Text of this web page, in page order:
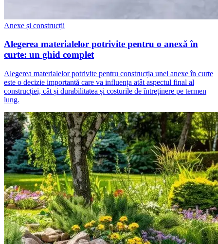
Anexe și construcții
Alegerea materialelor potrivite pentru o anexă în
curte: un ghid complet
Alegerea materialelor potrivite pentru construcția unei anexe în curte
este o decizie importantă care va influența atât aspectul final al
construcției, cât și durabilitatea și costurile de întreținere pe termen
lung.